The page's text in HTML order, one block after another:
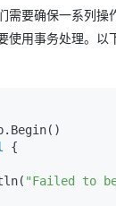
需要确保一系列操
使用事务处理。以
{
"Failed to